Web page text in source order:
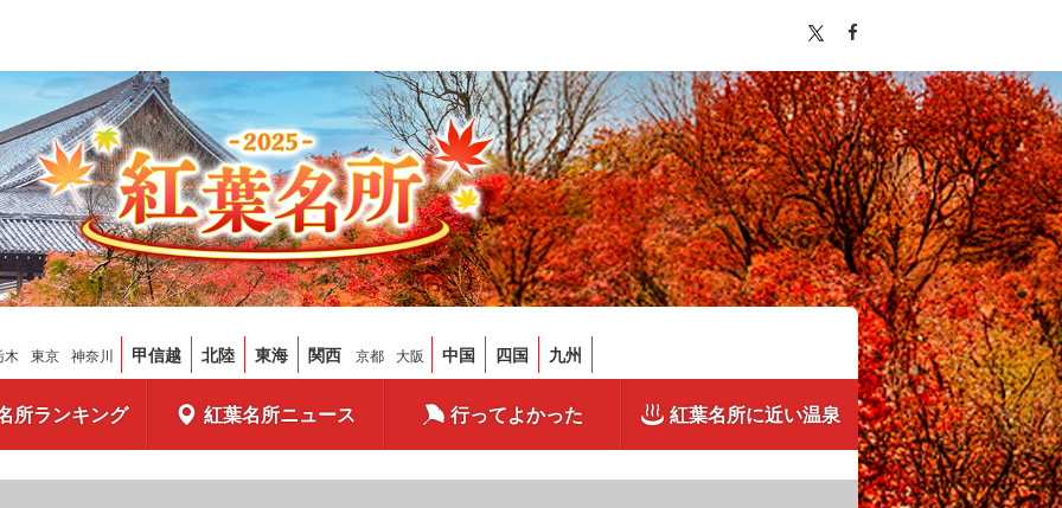
木 東京 神奈川 甲信越 北陸 東海 関西 京都 大阪 中国 四国 九州
所ランキング 紅葉名所ニュース 行ってよかった 紅葉名所に近い温泉